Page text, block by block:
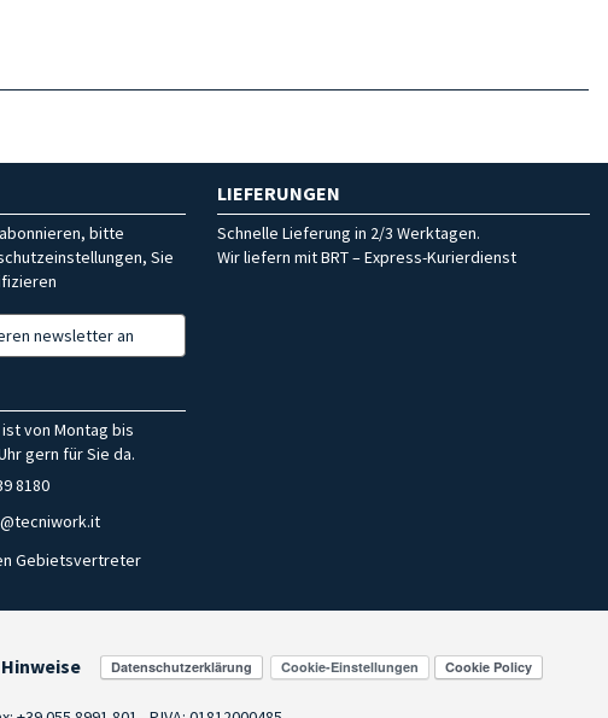
bitte
Sie
newsletter an
LIEFERUNGEN
Schnelle Lieferung in 2/3 Werktagen.
Wir liefern mit BRT – Express-Kurierdienst
von Montag bis
gern für Sie da.
8180
Gebietsvertreter
Cookie-Einstellungen